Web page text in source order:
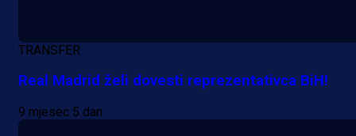
Lukić seli u Bundesligu? Dva
njemačka kluba krenula po bh.
TRANSFER
Real Madrid želi dovesti reprezentativca BiH!
9 mjesec 5 dan